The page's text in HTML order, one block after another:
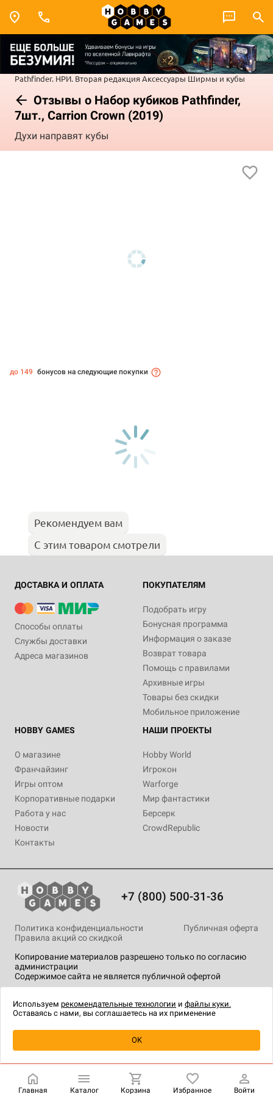
Pathfinder. НРИ. Вторая редакция Аксессуары Ширмы и кубы
Отзывы о Набор кубиков Pathfinder,
7шт., Carrion Crown (2019)
Духи направят кубы
до 149 бонусов на следующие покупки
Рекомендуем вам
С этим товаром смотрели
ДОСТАВКА И ОПЛАТА
Способы оплаты
Службы доставки
Адреса магазинов
ПОКУПАТЕЛЯМ
Подобрать игру
Бонусная программа
Информация о заказе
Возврат товара
Помощь с правилами
Архивные игры
Товары без скидки
Мобильное приложение
HOBBY GAMES
О магазине
Франчайзинг
Игры оптом
Корпоративные подарки
Работа у нас
Новости
Контакты
НАШИ ПРОЕКТЫ
Hobby World
Игрокон
Warforge
Мир фантастики
Берсерк
CrowdRepublic
+7 (800) 500-31-36
Копирование материалов разрешено только по согласию
администрации
Содержимое сайта не является публичной офертой
Политика конфиденциальности
Публичная оферта
Правила акций со скидкой
технологии.
Главная Каталог Корзина Избранное Войти
Используем рекомендательные технологии и файлы куки.
Оставаясь с нами, вы соглашаетесь на их применение
OK